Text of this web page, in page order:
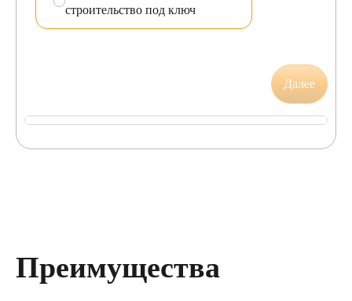
строительство под ключ
Далее
Преимущества